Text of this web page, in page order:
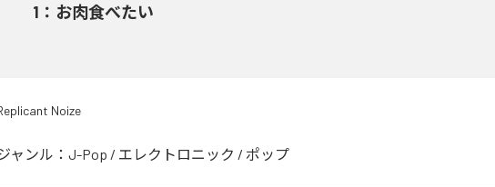
1 ： お肉食べたい
Noize
ャンル： J-Pop / エレクトロニック / ポップ